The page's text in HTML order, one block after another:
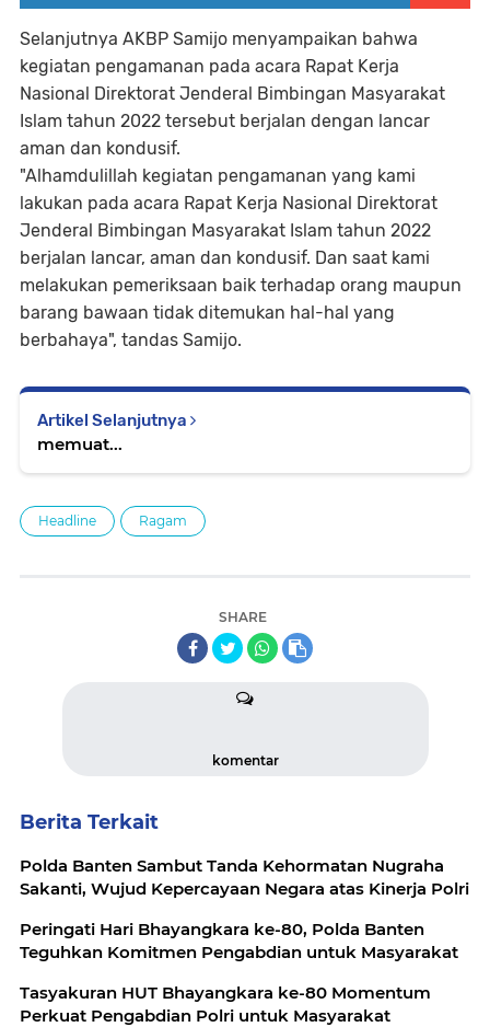
Selanjutnya AKBP Samijo menyampaikan bahwa
kegiatan pengamanan pada acara Rapat Kerja
Nasional Direktorat Jenderal Bimbingan Masyarakat
Islam tahun 2022 tersebut berjalan dengan lancar
aman dan kondusif.
"Alhamdulillah kegiatan pengamanan yang kami
lakukan pada acara Rapat Kerja Nasional Direktorat
Jenderal Bimbingan Masyarakat Islam tahun 2022
berjalan lancar, aman dan kondusif. Dan saat kami
melakukan pemeriksaan baik terhadap orang maupun
barang bawaan tidak ditemukan hal-hal yang
berbahaya", tandas Samijo.
Artikel Selanjutnya
memuat...
Headline Ragam
SHARE
komentar
Berita Terkait
Polda Banten Sambut Tanda Kehormatan Nugraha
Sakanti, Wujud Kepercayaan Negara atas Kinerja Polri
Peringati Hari Bhayangkara ke-80, Polda Banten
Teguhkan Komitmen Pengabdian untuk Masyarakat
Tasyakuran HUT Bhayangkara ke-80 Momentum
Perkuat Pengabdian Polri untuk Masyarakat